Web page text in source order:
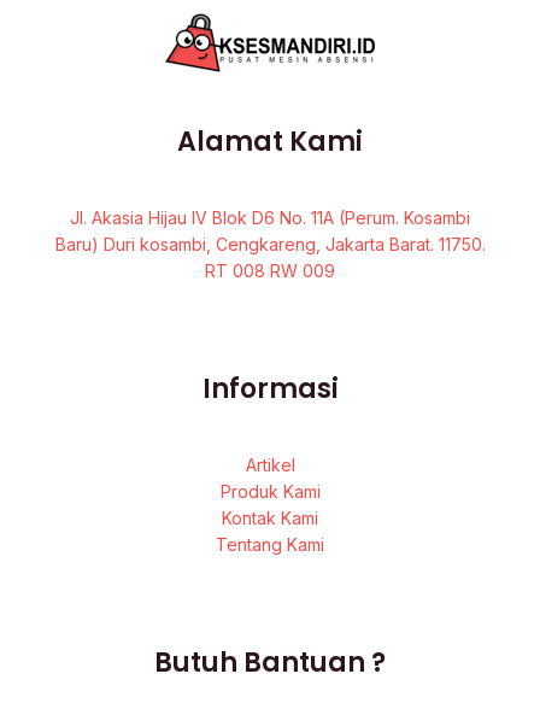
Alamat Kami
Jl. Akasia Hijau IV Blok D6 No. 11A (Perum. Kosambi
Baru) Duri kosambi, Cengkareng, Jakarta Barat. 11750.
RT 008 RW 009
Informasi
Artikel
Produk Kami
Kontak Kami
Tentang Kami
Butuh Bantuan ?